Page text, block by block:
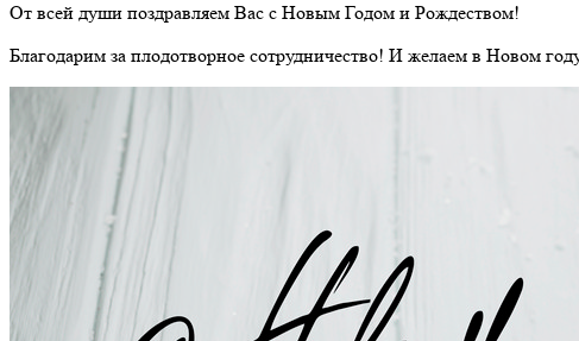
От всей души поздравляем Вас с Новым Годом и Рождеством!
Благодарим за плодотворное сотрудничество! И желаем в Новом